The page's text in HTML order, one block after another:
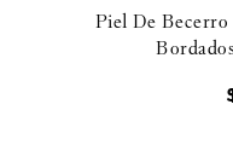
Piel De